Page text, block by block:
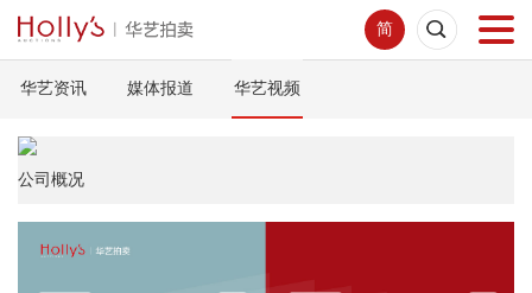
简
首页
华艺资讯 媒体报道 华艺视频
公司概况